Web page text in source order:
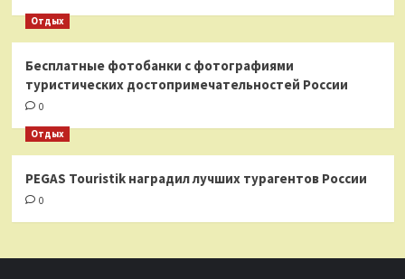
Отдых
Бесплатные фотобанки с фотографиями
туристических достопримечательностей России
0
Отдых
PEGAS Touristik наградил лучших турагентов России
0